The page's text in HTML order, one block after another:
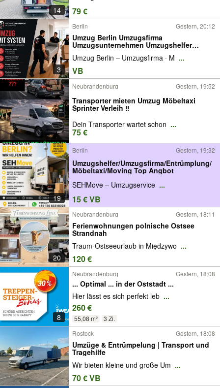
14 79 €
3
Berlin Gestern, 20:12
Umzug Berlin Umzugsfirma
Umzugsunternehmen Umzugshelfer
Möbeltransport Möbelpacker Privatumzug
Firmenumzug Büroumzug Seniorenumzug
Studentenumzug Wohnungswechsel
Möbelmontage Transport Umzugsservice
Umzug Berlin – Umzugsfirma · M ...
VB
Neubrandenburg Gestern, 19:52
Transporter mieten Umzug Möbeltaxi
Sprinter Verleih ‼️
Dein Transporter wartet schon ...
75 €
19
Berlin Gestern, 19:32
Umzugshelfer/Umzugsfirma/Entrümplung/
Möbeltaxi/Moving Top Angbot
SEHMove – Umzugservice ...
15 € VB
20
Neubrandenburg Gestern, 18:11
Ferienwohnungen polnische Ostsee
Strandnah
Traum-Ostseeurlaub in Międzywo ...
120 €
8
Neubrandenburg Gestern, 18:08
... Optimal ... in der Oststadt ...
Hier lässt es sich perfekt leb ...
260 €
55,08 m²
3 Zi.
Rostock
Gestern, 18:08
Umzüge & Entrümpelung | Transport und
Tragehilfe
Wir bieten kleine und große Um ...
70 € VB